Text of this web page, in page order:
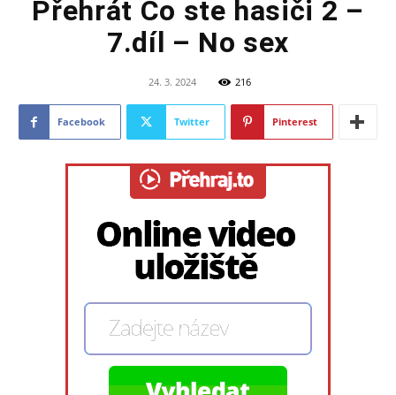
Přehrát Co ste hasiči 2 –
7.díl – No sex
24. 3. 2024 216
Facebook Twitter Pinterest